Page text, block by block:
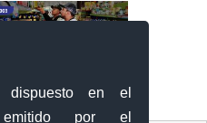
en el
por el